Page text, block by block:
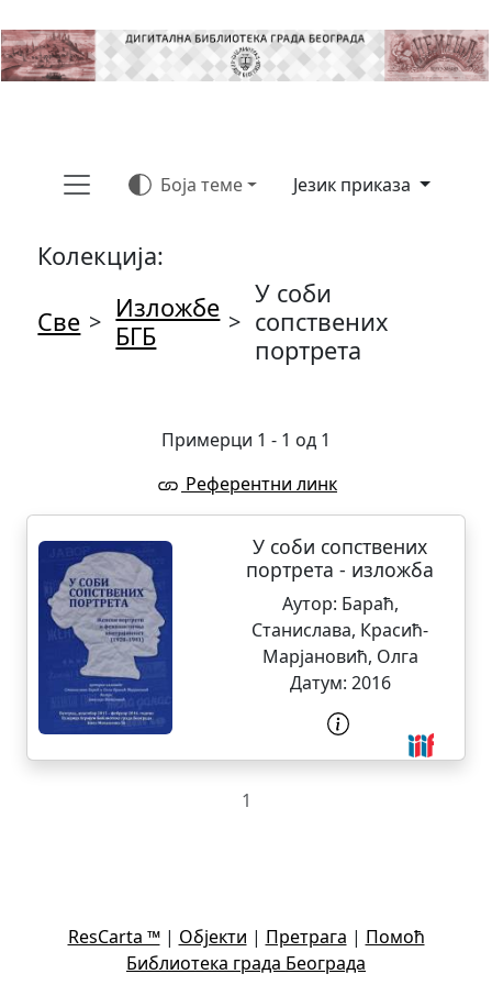
Боја теме Језик приказа
Колекција:
Све > Изложбе
БГБ
>
У соби
сопствених
портрета
Примерци 1 - 1 од 1
Референтни линк
У соби сопствених
портрета - изложба
Аутор: Бараћ,
Станислава, Красић-
Марјановић, Олга
Датум: 2016
1
ResCarta ™| Објекти | Претрага | Помоћ
Библиотека града Београда